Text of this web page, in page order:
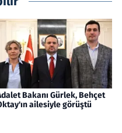
Bakanı Gürlek, Behçet
ailesiyle görüştü